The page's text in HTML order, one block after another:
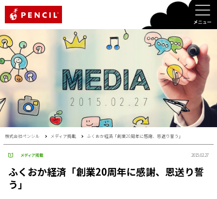
株式会社ペンシル メディア掲載 ふくおか経済「創業20周年に感謝、恩送り誓う」
メディア掲載 2015.02.27
ふくおか経済「創業20周年に感謝、恩送り誓
う」